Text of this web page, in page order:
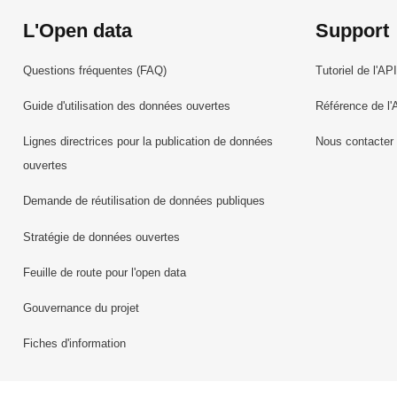
L'Open data
Questions fréquentes (FAQ)
Guide d'utilisation des données ouvertes
Lignes directrices pour la publication de données
ouvertes
Demande de réutilisation de données publiques
Stratégie de données ouvertes
Feuille de route pour l'open data
Gouvernance du projet
Fiches d'information
Support
Tutoriel de l'API
Référence de
Nous contacter